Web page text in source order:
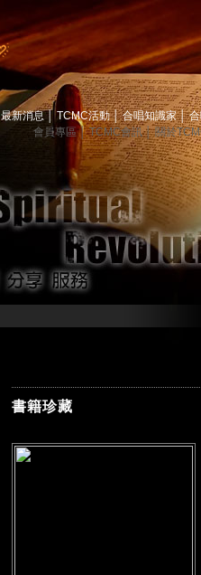
最新消息 TCMC活動│ 合唱知識家│
會員專區│ TCMC會訊│ 關於
書籍珍藏